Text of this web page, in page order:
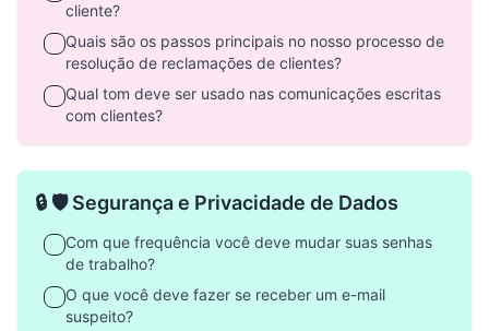
cliente?
Quais são os passos principais no nosso processo de
resolução de reclamações de clientes?
Qual tom deve ser usado nas comunicações escritas
com clientes?
🔒 🛡️ Segurança e Privacidade de Dados
Com que frequência você deve mudar suas senhas
de trabalho?
O que você deve fazer se receber um e-mail
suspeito?